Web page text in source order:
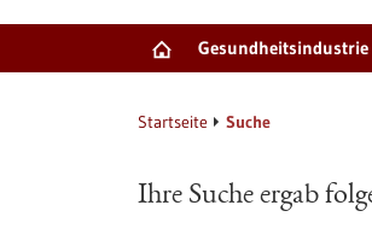
Gesundheitsindustrie
Startseite Suche
Ihre Suche ergab